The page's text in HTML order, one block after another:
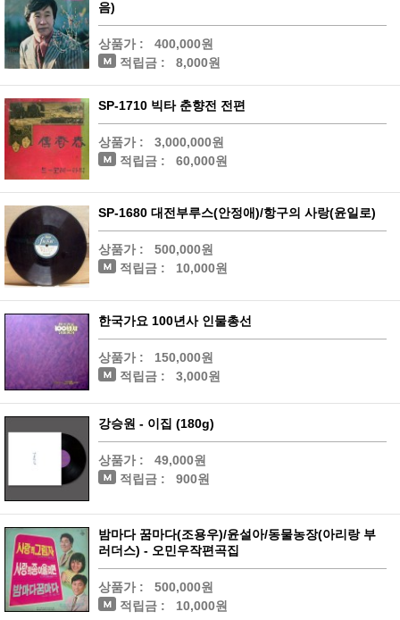
음)
상품가 :
400,000원
적립금 :
8,000원
SP-1710 빅타 춘향전 전편
상품가 :
3,000,000원
적립금 :
60,000원
SP-1680 대전부루스(안정애)/항구의 사랑(윤일로)
상품가 :
500,000원
적립금 :
10,000원
한국가요 100년사 인물총선
상품가 :
150,000원
적립금 :
3,000원
강승원 - 이집 (180g)
상품가 :
49,000원
적립금 :
900원
밤마다 꿈마다(조용우)/윤설아/동물농장(아리랑 부
러더스) - 오민우작편곡집
상품가 :
500,000원
적립금 :
10,000원